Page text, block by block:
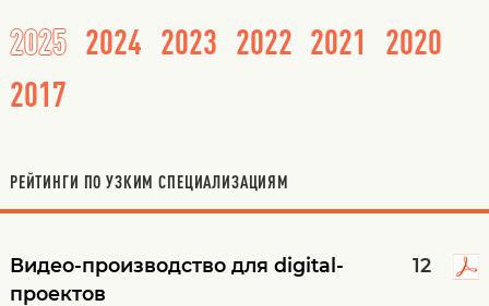
2025 2024 2023 2022 2021 2020
2017
РЕЙТИНГИ ПО УЗКИМ СПЕЦИАЛИЗАЦИЯМ
Видео-производство для digital-
проектов
12